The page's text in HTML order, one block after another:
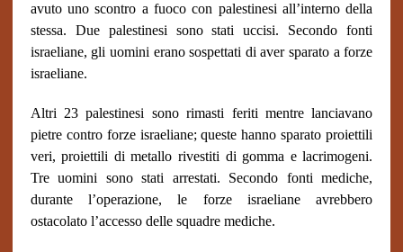
avuto uno scontro a fuoco con palestinesi all’interno della
stessa. Due palestinesi sono stati uccisi. Secondo fonti
israeliane, gli uomini erano sospettati di aver sparato a forze
israeliane.
Altri 23 palestinesi sono rimasti feriti mentre lanciavano
pietre contro forze israeliane; queste hanno sparato proiettili
veri, proiettili di metallo rivestiti di gomma e lacrimogeni.
Tre uomini sono stati arrestati. Secondo fonti mediche,
durante l’operazione, le forze israeliane avrebbero
ostacolato l’accesso delle squadre mediche.